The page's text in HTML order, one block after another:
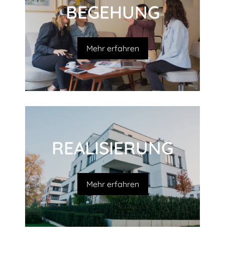
BEGEHUNG
Mehr erfahren
REALI­SIERUNG
Mehr erfahren